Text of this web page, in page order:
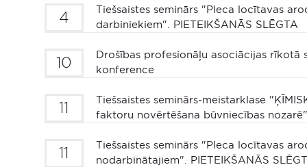
4
Tiešsaistes seminārs "Pleca locītavas
darbiniekiem". PIETEIKŠANĀS SLĒGTA
10
Drošības profesionāļu asociācijas rīkotā
konference
11
Tiešsaistes seminārs-meistarklase
faktoru novērtēšana būvniecības
11
Tiešsaistes seminārs "Pleca locītavas
nodarbinātajiem". PIETEIKŠANĀS